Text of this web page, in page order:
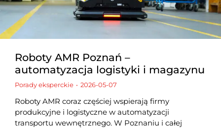
Roboty AMR Poznań –
automatyzacja logistyki i magazynu
Porady eksperckie 2026-05-07
Roboty AMR coraz częściej wspierają firmy
produkcyjne i logistyczne w automatyzacji
transportu wewnętrznego. W Poznaniu i całej